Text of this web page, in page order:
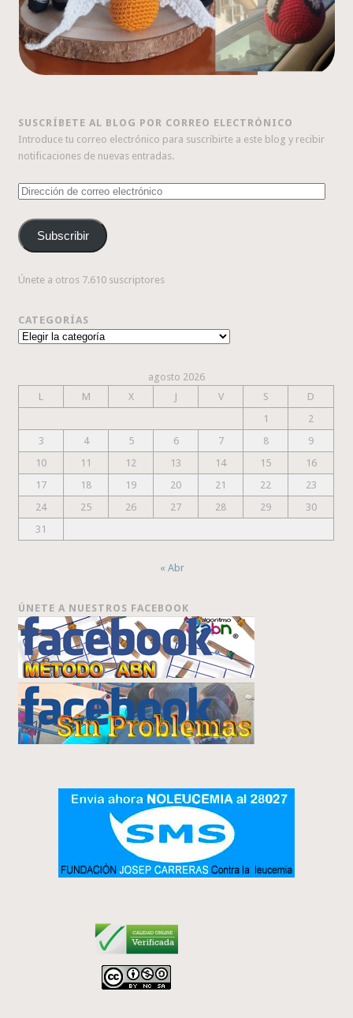
SUSCRÍBETE AL BLOG POR CORREO ELECTRÓNICO
Introduce tu correo electrónico para suscribirte a este blog y recibir
notificaciones de nuevas entradas.
Dirección
correo
electrónico
Subscribir
Únete a otros 7.610 suscriptores
CATEGORÍAS
Categorías
agosto 2026
L
M X J V S
D
1
2
3
4 5 6 7 8
9
10
11 12 13 14 15
16
17
18 19 20 21 22
23
24
25 26 27 28 29
30
31
« Abr
ÚNETE A NUESTROS FACEBOOK